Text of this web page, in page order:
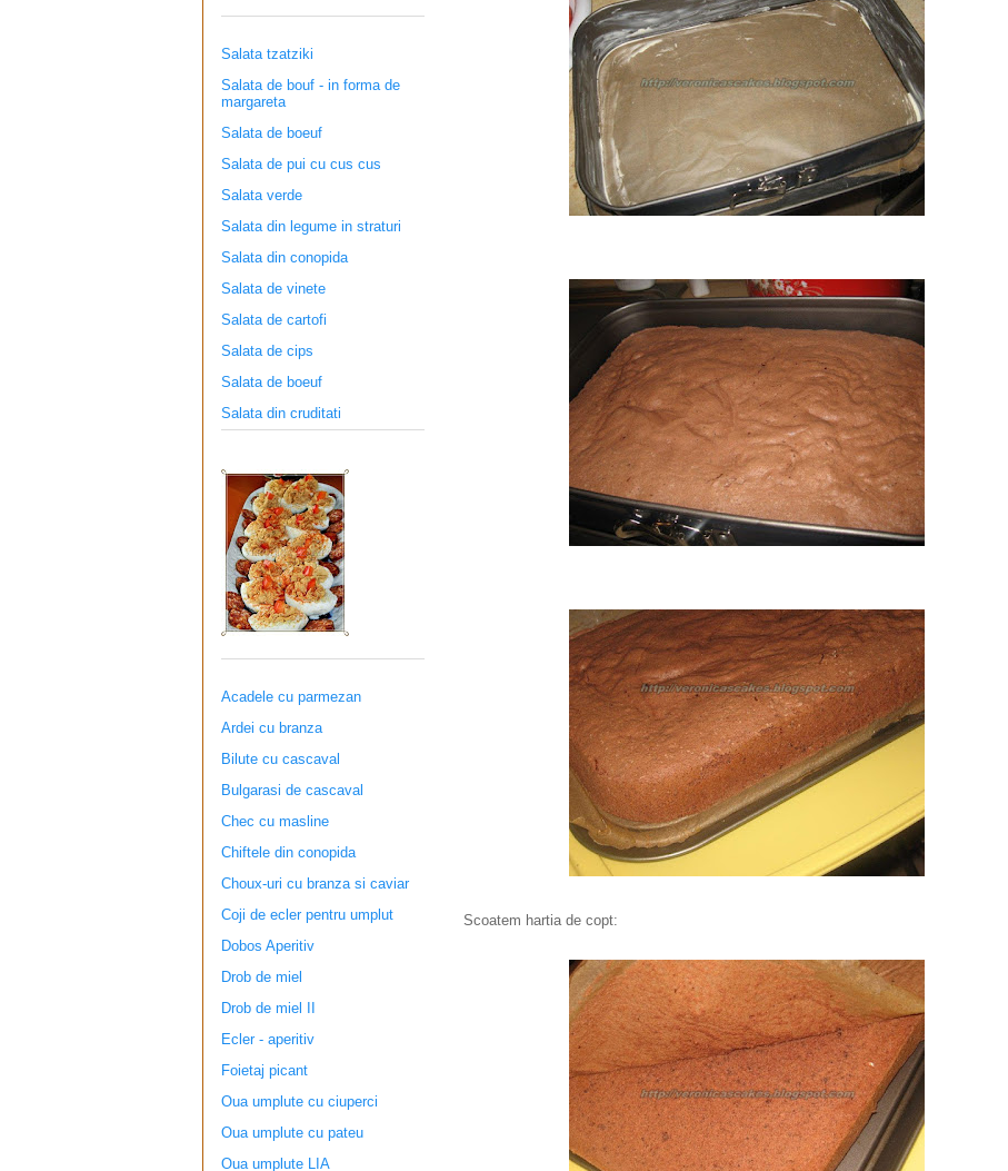
Scoatem hartia de copt:
Salata tzatziki
Salata de bouf - in forma de
margareta
Salata de boeuf
Salata de pui cu cus cus
Salata verde
Salata din legume in straturi
Salata din conopida
Salata de vinete
Salata de cartofi
Salata de cips
Salata de boeuf
Salata din cruditati
Acadele cu parmezan
Ardei cu branza
Bilute cu cascaval
Bulgarasi de cascaval
Chec cu masline
Chiftele din conopida
Choux-uri cu branza si caviar
Coji de ecler pentru umplut
Dobos Aperitiv
Drob de miel
Drob de miel II
Ecler - aperitiv
Foietaj picant
Oua umplute cu ciuperci
Oua umplute cu pateu
Oua umplute LIA